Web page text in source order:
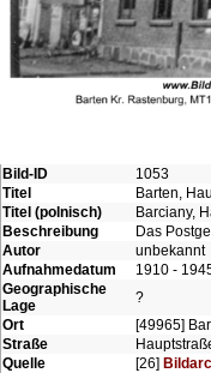
Bild-ID
1053
Titel
Barten,
Titel (polnisch)
Barciany,
Beschreibung
Das
Autor
unbekannt
Aufnahmedatum
1910 -
Geographische
Lage
?
Ort
[49965]
Straße
Quelle
[26]